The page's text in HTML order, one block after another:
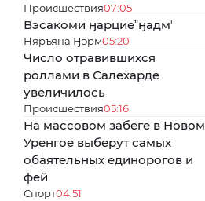
Происшествия07:05
Вэсакоми ӈарциеˮӈадмʼ
Няръяна Ӈэрм05:20
Число отравившихся
роллами в Салехарде
увеличилось
Происшествия05:16
На массовом забеге в Новом
Уренгое выберут самых
обаятельных единорогов и
фей
Спорт04:51